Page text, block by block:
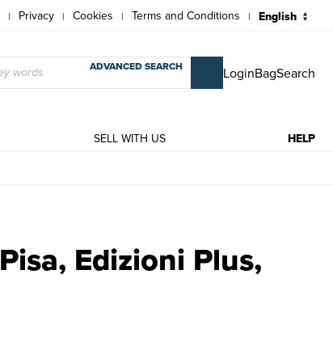
| Privacy | Cookies | Terms and Conditions |
ADVANCED SEARCH LoginBagSearch
SELL WITH US HELP
Edizioni Plus,
| D''Angeli C., Iacono M. A., Paduano G.